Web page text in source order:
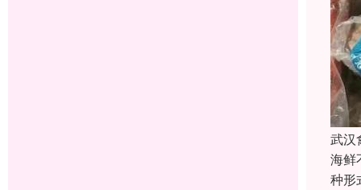
武汉
海鲜
种形